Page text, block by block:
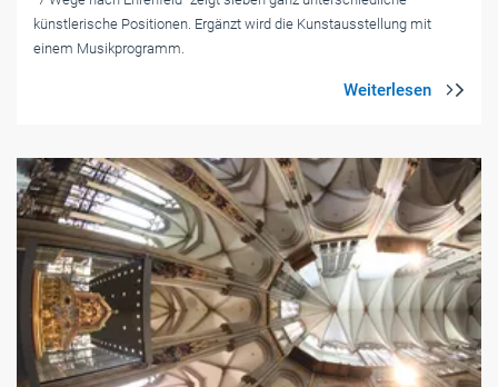
künstlerische Positionen. Ergänzt wird die Kunstausstellung mit
einem Musikprogramm.